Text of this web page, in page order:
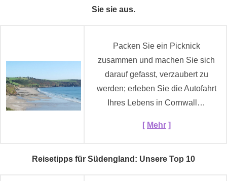
Sie sie aus.
Packen Sie ein Picknick
zusammen und machen Sie sich
darauf gefasst, verzaubert zu
werden; erleben Sie die Autofahrt
Ihres Lebens in Cornwall…
[ Mehr]
Reisetipps für Südengland: Unsere Top 10